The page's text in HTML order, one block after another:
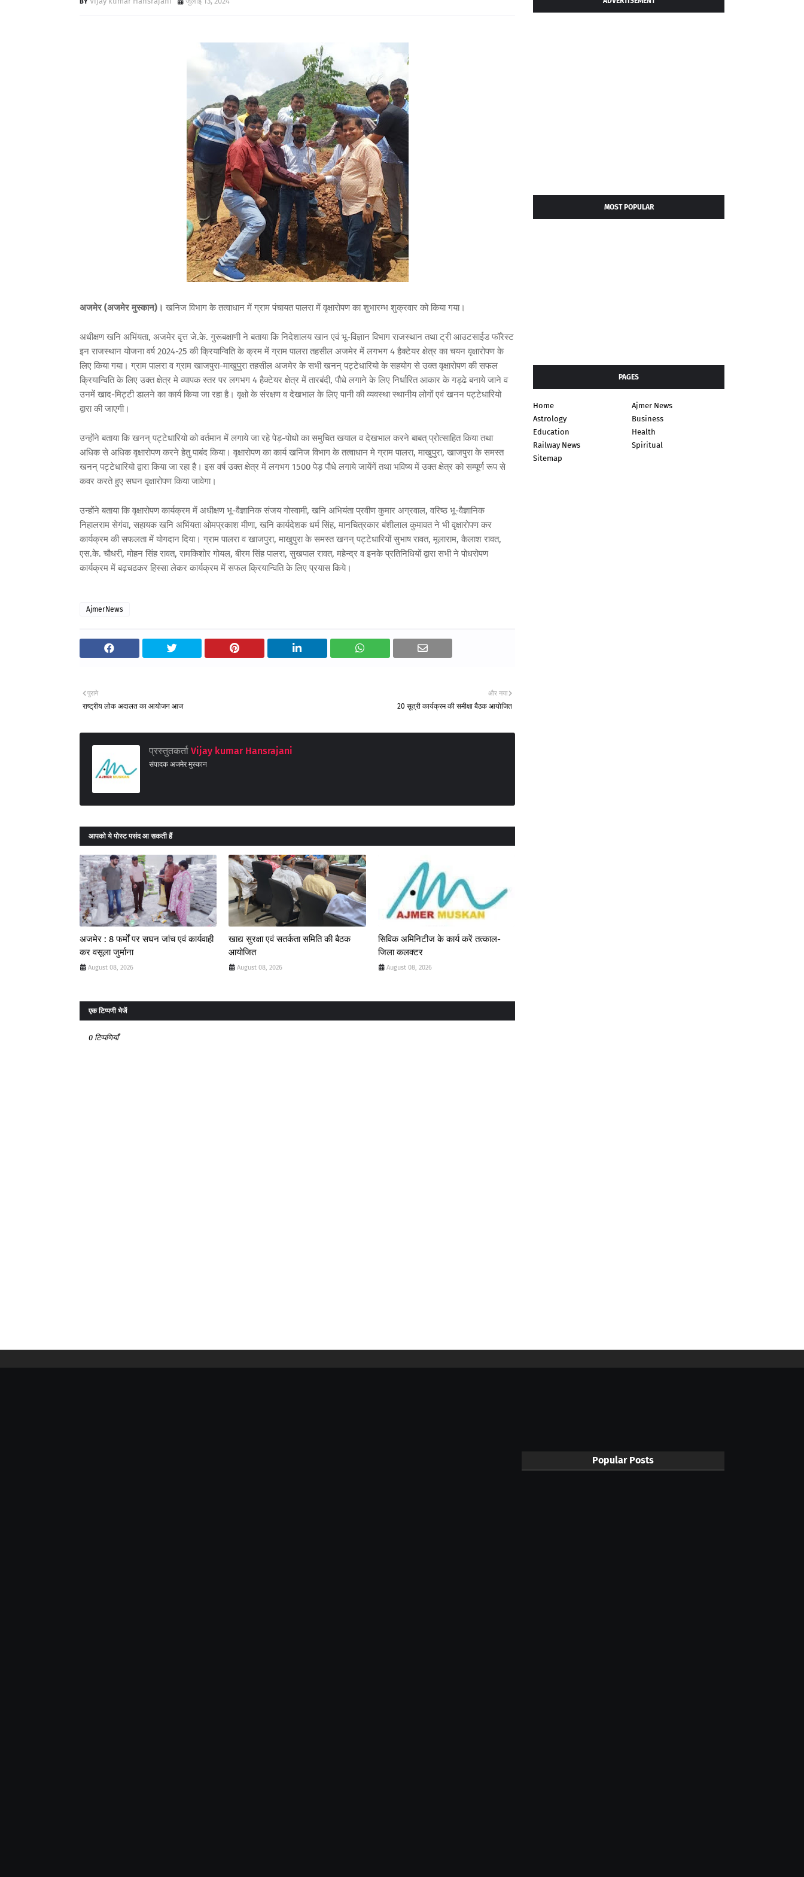
अजमेर (अजमेर मुस्कान)। खनिज विभाग के तत्वाधान में ग्राम पंचायत पालरा में वृक्षारोपण का शुभारम्भ शुक्रवार को किया गया।
अधीक्षण खनि अभिंयता, अजमेर वृत्त जे.के. गुरूबक्षाणी ने बताया कि निदेशालय खान एवं भू-विज्ञान विभाग राजस्थान तथा ट्री आउटसाईड फॉरेस्ट
इन राजस्थान योजना वर्ष 2024-25 की क्रियान्विति के क्रम में ग्राम पालरा तहसील अजमेर में लगभग 4 हैक्टेयर क्षेत्र का चयन वृक्षारोपण के
लिए किया गया। ग्राम पालरा व ग्राम खाजपुरा-माखुपुरा तहसील अजमेर के सभी खनन् पट्टेधारियो के सहयोग से उक्त वृक्षारोपण की सफल
क्रियान्विति के लिए उक्त क्षेत्र मे व्यापक स्तर पर लगभग 4 हैक्टेयर क्षेत्र में तारबंदी, पौधे लगाने के लिए निर्धारित आकार के गड्ढे बनाये जाने व
उनमें खाद-मिट्टी डालने का कार्य किया जा रहा है। वृक्षो के संरक्षण व देखभाल के लिए पानी की व्यवस्था स्थानीय लोगों एवं खनन पट्टेधारियो
द्वारा की जाएगी।
उन्होंने बताया कि खनन् पट्टेधारियो को वर्तमान में लगाये जा रहे पेड़-पोधो का समुचित खयाल व देखभाल करने बाबत् प्रोत्साहित किया तथा
अधिक से अधिक वृक्षारोपण करने हेतु पाबंद किया। वृक्षारोपण का कार्य खनिज विभाग के तत्वाधान मे ग्राम पालरा, माखुपुरा, खाजपुरा के समस्त
खनन् पट्टेधारियो द्वारा किया जा रहा है। इस वर्ष उक्त क्षेत्र में लगभग 1500 पेड़ पौधे लगाये जायेंगें तथा भविष्य में उक्त क्षेत्र को सम्पूर्ण रूप से
कवर करते हुए सघन वृक्षारोपण किया जावेगा।
उन्होंने बताया कि वृक्षारोपण कार्यक्रम में अधीक्षण भू-वैज्ञानिक संजय गोस्वामी, खनि अभियंता प्रवीण कुमार अग्रवाल, वरिष्ठ भू-वैज्ञानिक
निहालराम सेगंवा, सहायक खनि अभिंयता ओमप्रकाश मीणा, खनि कार्यदेशक धर्म सिंह, मानचित्रकार बंशीलाल कुमावत ने भी वृक्षारोपण कर
कार्यक्रम की सफलता में योगदान दिया। ग्राम पालरा व खाजपुरा, माखुपुरा के समस्त खनन् पट्टेधारियों सुभाष रावत, मूलाराम, कैलाश रावत,
एस.के. चौधरी, मोहन सिंह रावत, रामकिशोर गोयल, बीरम सिंह पालरा, सुखपाल रावत, महेन्द्र व इनके प्रतिनिधियों द्वारा सभी ने पोधरोपण
कार्यक्रम में बढ़चढकर हिस्सा लेकर कार्यक्रम में सफल क्रियान्विति के लिए प्रयास किये।
AjmerNews
और नया
20 सूत्री कार्यक्रम की समीक्षा बैठक आयोजित
पुराने
राष्ट्रीय लोक अदालत का आयोजन आज
प्रस्तुतकर्ता Vijay kumar Hansrajani
संपादक अजमेर मुस्कान
आपको ये पोस्ट पसंद आ सकती हैं
अजमेर : 8 फर्मों पर सघन जांच एवं कार्यवाही
कर वसूला जुर्माना
August 08, 2026
खाद्य सुरक्षा एवं सतर्कता समिति की बैठक
आयोजित
August 08, 2026
सिविक अमिनिटीज के कार्य करें तत्काल-
जिला कलक्टर
August 08, 2026
एक टिप्पणी भेजें
0 टिप्पणियाँ
MOST POPULAR
PAGES
Home
Ajmer News
Astrology
Business
Education
Health
Railway News
Spiritual
Sitemap
Popular Posts